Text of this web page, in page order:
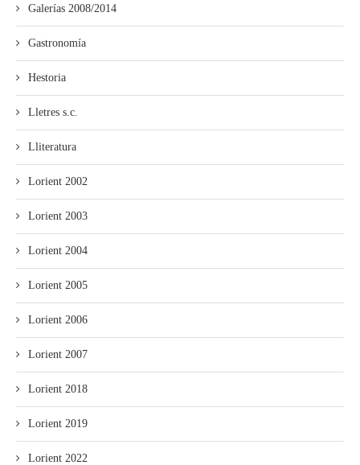
Galerías 2008/2014
Gastronomía
Hestoria
Lletres s.c.
Lliteratura
Lorient 2002
Lorient 2003
Lorient 2004
Lorient 2005
Lorient 2006
Lorient 2007
Lorient 2018
Lorient 2019
Lorient 2022